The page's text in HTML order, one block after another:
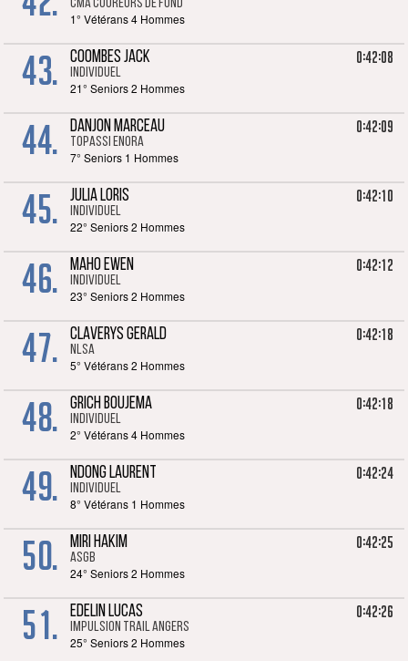
CMA Coureurs de fond
1° Vétérans 4 Hommes
43. COOMBES JACK
Individuel
21° Seniors 2 Hommes
0:42:08
44. DANJON MARCEAU
TOPASSI Enora
7° Seniors 1 Hommes
0:42:09
45. JULIA LORIS
Individuel
22° Seniors 2 Hommes
0:42:10
46. MAHO EWEN
Individuel
23° Seniors 2 Hommes
0:42:12
47. CLAVERYS GERALD
NLSA
5° Vétérans 2 Hommes
0:42:18
48. GRICH BOUJEMA
Individuel
2° Vétérans 4 Hommes
0:42:18
49. NDONG LAURENT
Individuel
8° Vétérans 1 Hommes
0:42:24
50. MIRI HAKIM
ASGB
24° Seniors 2 Hommes
0:42:25
51. EDELIN LUCAS
Impulsion Trail Angers
25° Seniors 2 Hommes
0:42:26